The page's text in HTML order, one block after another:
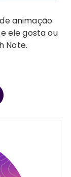
ele gosta ou
Note.